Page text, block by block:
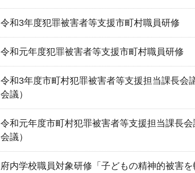
令和3年度犯罪被害者等支援市町村職員研修
令和元年度犯罪被害者等支援市町村職員研修
令和3年度市町村犯罪被害者等支援担当課長会
会議）
令和元年度市町村犯罪被害者等支援担当課長
会議）
府内学校職員対象研修「子どもの精神的被害